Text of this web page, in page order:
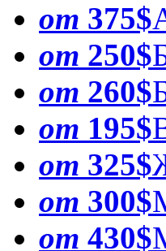
от 375$
от 250$
от 260$
от 195$
от 325$
от 300$
от 430$